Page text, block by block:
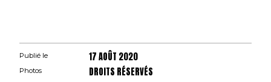
Publié le 17 AOÛT 2020
Photos DROITS RÉSERVÉS